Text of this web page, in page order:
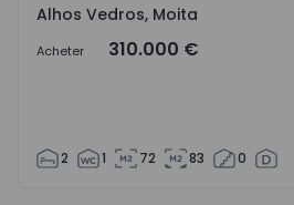
Alhos Vedros, Moita
Acheter 310.000 €
2 1 72 83 0